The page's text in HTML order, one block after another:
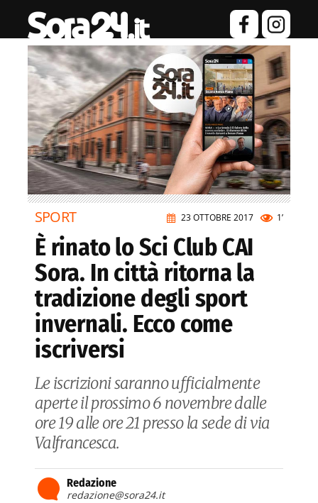
23 OTTOBRE 2017 1’
SPORT
È rinato lo Sci Club CAI
Sora. In città ritorna la
tradizione degli sport
invernali. Ecco come
iscriversi
Le iscrizioni saranno ufficialmente
aperte il prossimo 6 novembre dalle
ore 19 alle ore 21 presso la sede di via
Valfrancesca.
Redazione
redazione@sora24.it